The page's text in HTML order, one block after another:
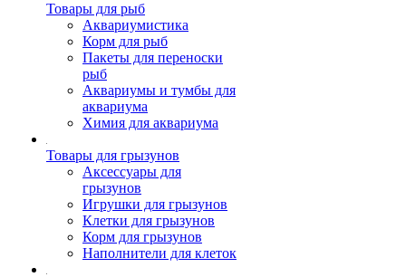
Товары для рыб
Аквариумистика
Корм для рыб
Пакеты для переноски
рыб
Аквариумы и тумбы для
аквариума
Химия для аквариума
Товары для грызунов
Аксессуары для
грызунов
Игрушки для грызунов
Клетки для грызунов
Корм для грызунов
Наполнители для клеток